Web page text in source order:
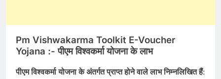
Pm Vishwakarma Toolkit E-Voucher
Yojana :-पीएम विश्वकर्मा योजना के लाभ
पीएम विश्वकर्मा योजना के अंतर्गत प्राप्त होने वाले लाभ निम्नलिखित हैं: